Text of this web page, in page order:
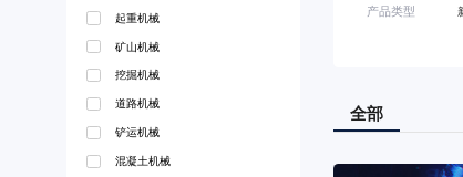
起重机械
矿山机械
挖掘机械
道路机械
铲运机械
混凝土机械
产品类型
全部